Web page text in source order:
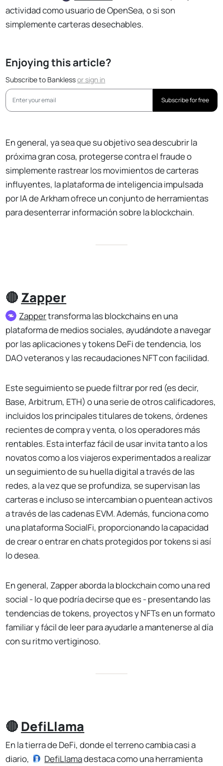
actividad como usuario de OpenSea, o si son
simplemente carteras desechables.
Enjoying this article?
Subscribe to Banklessorsign in
Subscribe for free
En general, ya sea que su objetivo sea descubrir la
próxima gran cosa, protegerse contra el fraude o
simplemente rastrear los movimientos de carteras
influyentes, la plataforma de inteligencia impulsada
por IA de Arkham ofrece un conjunto de herramientas
para desenterrar información sobre la blockchain.
🔴 Zapper
Zappertransforma las blockchains en una
plataforma de medios sociales, ayudándote a navegar
por las aplicaciones y tokens DeFi de tendencia, los
DAO veteranos y las recaudaciones NFT con facilidad.
Este seguimiento se puede filtrar por red (es decir,
Base, Arbitrum, ETH) o una serie de otros calificadores,
incluidos los principales titulares de tokens, órdenes
recientes de compra y venta, o los operadores más
rentables. Esta interfaz fácil de usar invita tanto a los
novatos como a los viajeros experimentados a realizar
un seguimiento de su huella digital a través de las
redes, a la vez que se profundiza, se supervisan las
carteras e incluso se intercambian o puentean activos
a través de las cadenas EVM. Además, funciona como
una plataforma SocialFi, proporcionando la capacidad
de crear o entrar en chats protegidos por tokens si así
lo desea.
En general, Zapper aborda la blockchain como una red
social - lo que podría decirse que es - presentando las
tendencias de tokens, proyectos y NFTs en un formato
familiar y fácil de leer para ayudarle a mantenerse al día
con su ritmo vertiginoso.
🔴 DefiLlama
En la tierra de DeFi, donde el terreno cambia casi a
diario,
DefiLlamadestaca como una herramienta